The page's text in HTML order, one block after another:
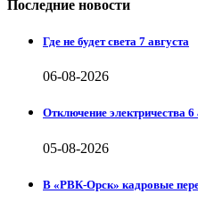
Последние новости
Где не будет света 7 августа
06-08-2026
Отключение электричества 6
05-08-2026
В «РВК-Орск» кадровые